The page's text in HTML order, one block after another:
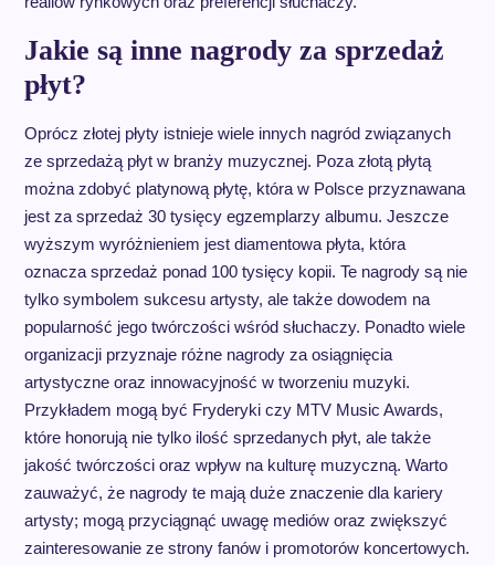
Jakie są inne nagrody za sprzedaż
płyt?
Oprócz złotej płyty istnieje wiele innych nagród związanych
ze sprzedażą płyt w branży muzycznej. Poza złotą płytą
można zdobyć platynową płytę, która w Polsce przyznawana
jest za sprzedaż 30 tysięcy egzemplarzy albumu. Jeszcze
wyższym wyróżnieniem jest diamentowa płyta, która
oznacza sprzedaż ponad 100 tysięcy kopii. Te nagrody są nie
tylko symbolem sukcesu artysty, ale także dowodem na
popularność jego twórczości wśród słuchaczy. Ponadto wiele
organizacji przyznaje różne nagrody za osiągnięcia
artystyczne oraz innowacyjność w tworzeniu muzyki.
Przykładem mogą być Fryderyki czy MTV Music Awards,
które honorują nie tylko ilość sprzedanych płyt, ale także
jakość twórczości oraz wpływ na kulturę muzyczną. Warto
zauważyć, że nagrody te mają duże znaczenie dla kariery
artysty; mogą przyciągnąć uwagę mediów oraz zwiększyć
zainteresowanie ze strony fanów i promotorów koncertowych.